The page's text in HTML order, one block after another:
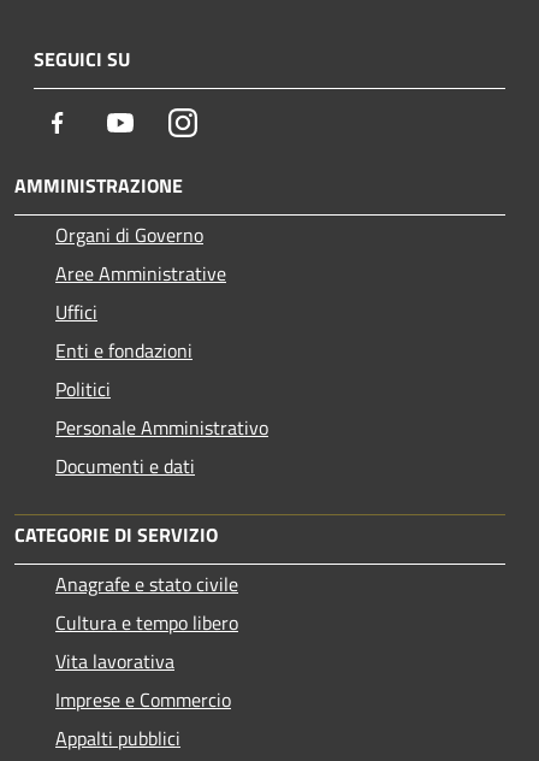
SEGUICI SU
Facebook YoutubeInstagram
AMMINISTRAZIONE
Organi di Governo
Aree Amministrative
Uffici
Enti e fondazioni
Politici
Personale Amministrativo
Documenti e dati
CATEGORIE DI SERVIZIO
Anagrafe e stato civile
Cultura e tempo libero
Vita lavorativa
Imprese e Commercio
Appalti pubblici